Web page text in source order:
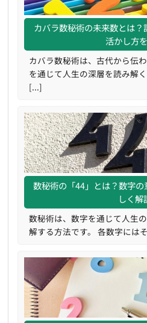
カバラ数秘術の未来数とは？
活かし方
カバラ数秘術は、古代から伝
を通じて人生の深層を読み解
[...]
数秘術の「44」とは？数字
しく解
数秘術は、数字を通じて人生
解する方法です。 各数字には